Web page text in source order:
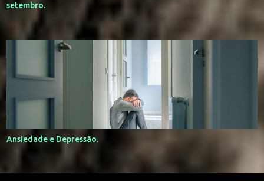
setembro.
Ansiedade e Depressão.